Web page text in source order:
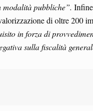
pubbliche”.
di oltre 200
in forza di
sulla fiscalità